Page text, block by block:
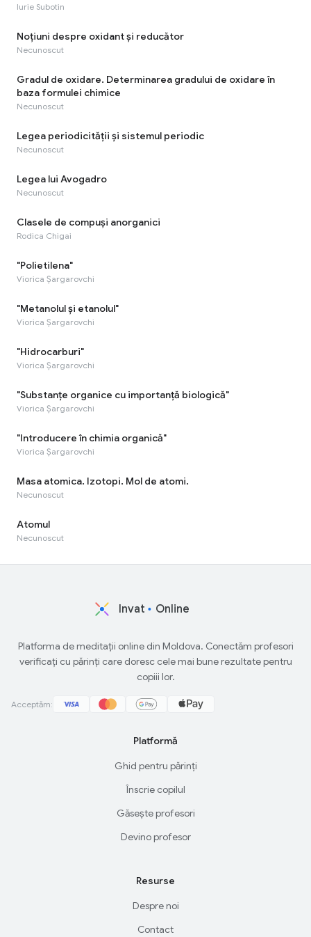
Iurie Subotin
Noțiuni despre oxidant și reducător
Necunoscut
Gradul de oxidare. Determinarea gradului de oxidare în
baza formulei chimice
Necunoscut
Legea periodicității și sistemul periodic
Necunoscut
Legea lui Avogadro
Necunoscut
Clasele de compuși anorganici
Rodica Chigai
"Polietilena"
Viorica Șargarovchi
"Metanolul și etanolul"
Viorica Șargarovchi
"Hidrocarburi"
Viorica Șargarovchi
"Substanțe organice cu importanță biologică"
Viorica Șargarovchi
"Introducere în chimia organică"
Viorica Șargarovchi
Masa atomica. Izotopi. Mol de atomi.
Necunoscut
Atomul
Necunoscut
Invat Online
Platforma de meditații online din Moldova. Conectăm profesori
verificați cu părinți care doresc cele mai bune rezultate pentru
copiii lor.
Acceptăm:
Platformă
Ghid pentru părinți
Înscrie copilul
Găsește profesori
Devino profesor
Resurse
Despre noi
Contact